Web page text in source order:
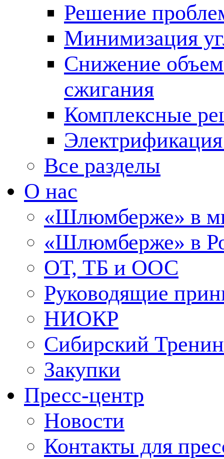
Решение
Минимизация
Снижение
сжигания
Комплексные
Все разделы
О нас
«Шлюмберже» в
«Шлюмберже» в
ОТ, ТБ и ООС
Руководящие
НИОКР
Сибирский
Закупки
Пресс-центр
Новости
Контакты для